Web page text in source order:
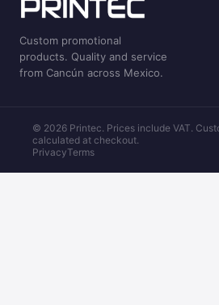
Custom promotional
products. Quality and service
from Cancún across Mexico.
© 2026 Printec. Prices include VAT.
calculated at checkout.
PrivacyTerms